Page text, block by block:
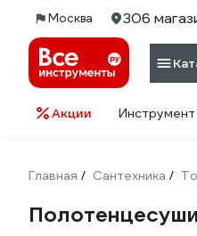
Москва 306
Акции Инструмент
Главная / Сантехника /